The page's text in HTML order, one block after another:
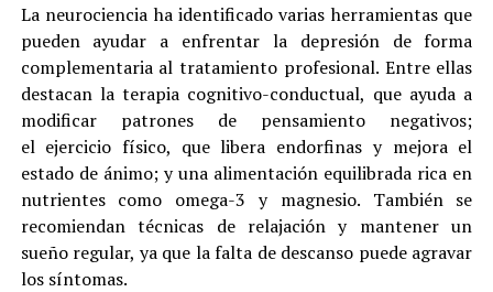
La neurociencia ha identificado varias herramientas que
pueden ayudar a enfrentar la depresión de forma
complementaria al tratamiento profesional. Entre ellas
destacan la terapia cognitivo-conductual, que ayuda a
modificar patrones de pensamiento negativos;
el ejercicio físico, que libera endorfinas y mejora el
estado de ánimo; y una alimentación equilibrada rica en
nutrientes como omega-3 y magnesio. También se
recomiendan técnicas de relajación y mantener un
sueño regular, ya que la falta de descanso puede agravar
los síntomas.